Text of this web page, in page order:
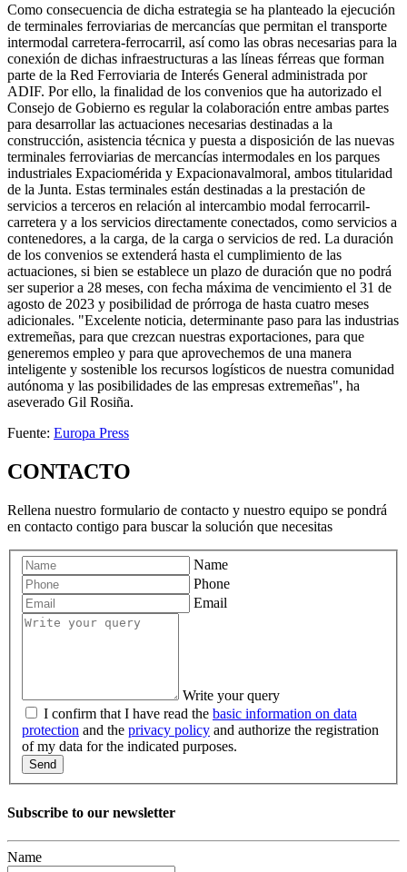
Como consecuencia de dicha estrategia se ha planteado la ejecución
de terminales ferroviarias de mercancías que permitan el transporte
intermodal carretera-ferrocarril, así como las obras necesarias para la
conexión de dichas infraestructuras a las líneas férreas que forman
parte de la Red Ferroviaria de Interés General administrada por
ADIF. Por ello, la finalidad de los convenios que ha autorizado el
Consejo de Gobierno es regular la colaboración entre ambas partes
para desarrollar las actuaciones necesarias destinadas a la
construcción, asistencia técnica y puesta a disposición de las nuevas
terminales ferroviarias de mercancías intermodales en los parques
industriales Expaciomérida y Expacionavalmoral, ambos titularidad
de la Junta. Estas terminales están destinadas a la prestación de
servicios a terceros en relación al intercambio modal ferrocarril-
carretera y a los servicios directamente conectados, como servicios a
contenedores, a la carga, de la carga o servicios de red. La duración
de los convenios se extenderá hasta el cumplimiento de las
actuaciones, si bien se establece un plazo de duración que no podrá
ser superior a 28 meses, con fecha máxima de vencimiento el 31 de
agosto de 2023 y posibilidad de prórroga de hasta cuatro meses
adicionales. "Excelente noticia, determinante paso para las industrias
extremeñas, para que crezcan nuestras exportaciones, para que
generemos empleo y para que aprovechemos de una manera
inteligente y sostenible los recursos logísticos de nuestra comunidad
autónoma y las posibilidades de las empresas extremeñas", ha
aseverado Gil Rosiña.
Fuente: Europa Press
CONTACTO
Rellena nuestro formulario de contacto y nuestro equipo se pondrá
en contacto contigo para buscar la solución que necesitas
Name
Phone
Email
Write your query
I confirm that I have read the basic information on data
protection and the privacy policy and authorize the registration
of my data for the indicated purposes.
Send
Subscribe to our newsletter
Name